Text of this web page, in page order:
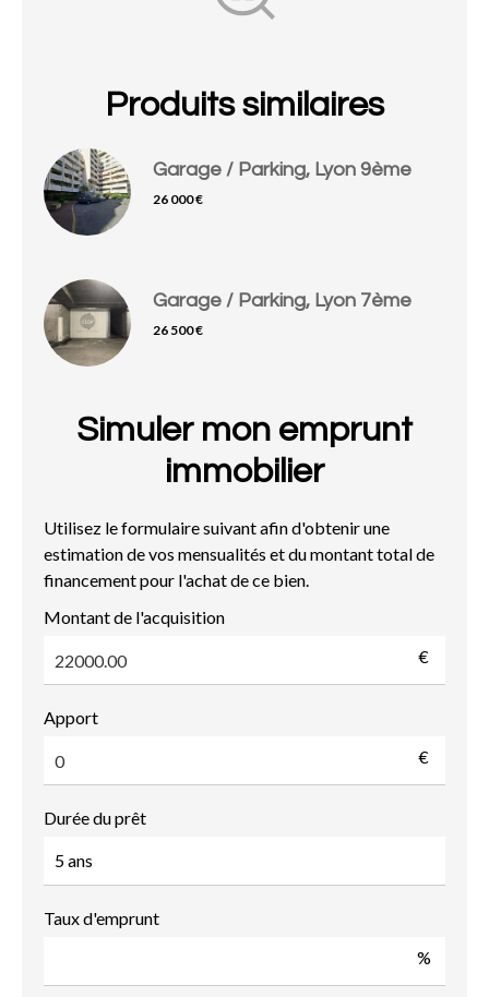
Produits similaires
Garage / Parking, Lyon 9ème
26 000 €
Garage / Parking, Lyon 7ème
26 500 €
Simuler mon emprunt
immobilier
Utilisez le formulaire suivant afin d'obtenir une
estimation de vos mensualités et du montant total de
financement pour l'achat de ce bien.
Montant de l'acquisition
€
Apport
€
Durée du prêt
Taux d'emprunt
%